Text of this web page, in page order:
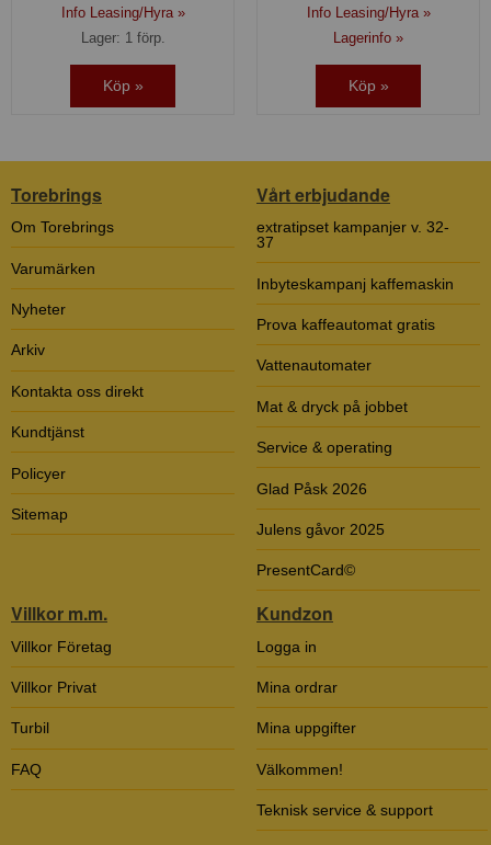
Info Leasing/Hyra »
Lager: 1 förp.
Köp »
Info Leasing/Hyra »
Lagerinfo »
Köp »
Torebrings
Om Torebrings
Varumärken
Nyheter
Arkiv
Kontakta oss direkt
Kundtjänst
Policyer
Sitemap
Vårt erbjudande
extratipset kampanjer v. 32-
37
Inbyteskampanj kaffemaskin
Prova kaffeautomat gratis
Vattenautomater
Mat & dryck på jobbet
Service & operating
Glad Påsk 2026
Julens gåvor 2025
PresentCard©
Villkor m.m.
Villkor Företag
Villkor Privat
Turbil
FAQ
Kundzon
Logga in
Mina ordrar
Mina uppgifter
Välkommen!
Teknisk service & support